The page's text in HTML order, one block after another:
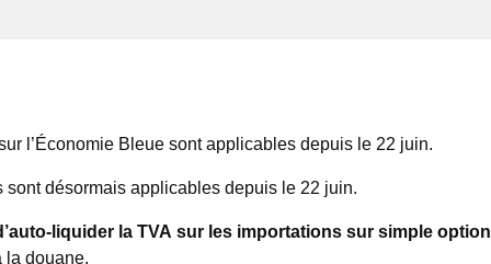
l’Économie Bleue sont applicables depuis le 22 juin.
désormais applicables depuis le 22 juin.
liquider la TVA sur les importations sur simple option
la douane.